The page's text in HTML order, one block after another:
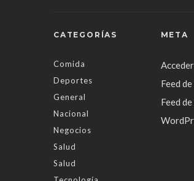
CATEGORÍAS
Comida
Deportes
General
Nacional
Negocios
Salud
Salud
META
Acceder
Feed
Feed